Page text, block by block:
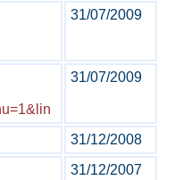
31/07/2009
31/07/2009
31/12/2008
31/12/2007